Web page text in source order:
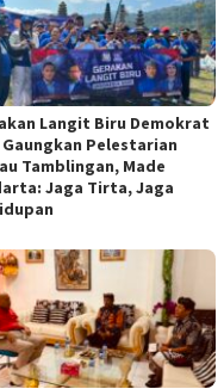
Langit Biru Demokrat
Gaungkan Pelestarian
Tamblingan, Made
Jaga Tirta, Jaga